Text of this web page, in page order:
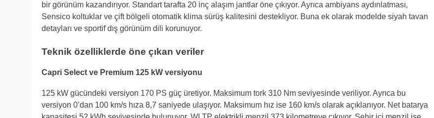
bir görünüm kazandırıyor. Standart tarafta 20 inç alaşım jantlar öne çıkıyor. Ayrıca ambiyans aydınlatması,
Sensico koltuklar ve çift bölgeli otomatik klima sürüş kalitesini destekliyor. Buna ek olarak modelde siyah tavan
detayları ve sportif dış görünüm dili korunuyor.
Teknik özelliklerde öne çıkan veriler
Capri Select ve Premium 125 kW versiyonu
125 kW gücündeki versiyon 170 PS güç üretiyor. Maksimum tork 310 Nm seviyesinde veriliyor. Ayrıca bu
versiyon 0’dan 100 km/s hıza 8,7 saniyede ulaşıyor. Maksimum hız ise 160 km/s olarak açıklanıyor. Net batarya